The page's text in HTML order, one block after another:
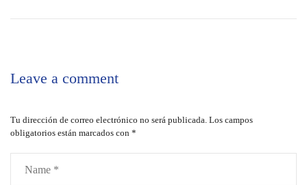
Leave a comment
Tu dirección de correo electrónico no será publicada. Los campos
obligatorios están marcados con *